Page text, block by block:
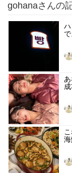
gohanaさんの